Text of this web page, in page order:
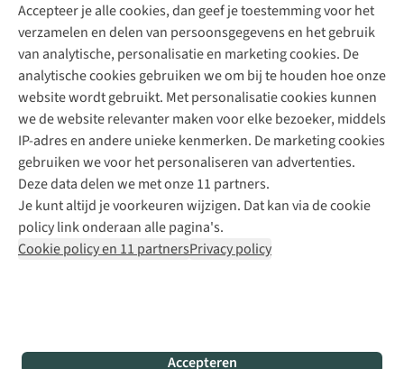
Accepteer je alle cookies, dan geef je toestemming voor het
verzamelen en delen van persoonsgegevens en het gebruik
van analytische, personalisatie en marketing cookies. De
analytische cookies gebruiken we om bij te houden hoe onze
website wordt gebruikt. Met personalisatie cookies kunnen
we de website relevanter maken voor elke bezoeker, middels
IP-adres en andere unieke kenmerken. De marketing cookies
gebruiken we voor het personaliseren van advertenties.
Deze data delen we met onze 11 partners.
Je kunt altijd je voorkeuren wijzigen. Dat kan via de cookie
policy link onderaan alle pagina's.
Cookie policy en 11 partnersPrivacy policy
Accepteren
+31 (0)85 888 50 88
+31 6 12 28 49 80
Contactformulier